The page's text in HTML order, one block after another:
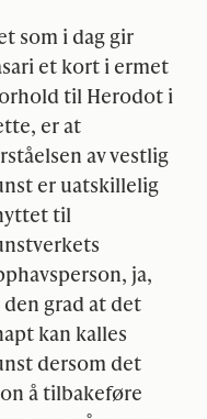
som i dag gir
et kort i ermet
til Herodot i
er at
av vestlig
er uatskillelig
til
ja,
grad at det
kan kalles
dersom det
å tilbakeføre